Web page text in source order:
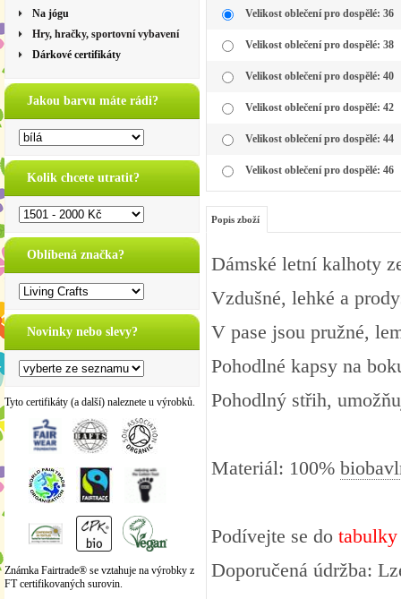
Na jógu
Hry, hračky, sportovní vybavení
Dárkové certifikáty
Jakou barvu máte rádi?
Kolik chcete utratit?
Oblíbená značka?
Novinky nebo slevy?
Tyto certifikáty (a další) naleznete u výrobků.
Známka Fairtrade® se vztahuje na výrobky z
FT certifikovaných surovin.
Velikost oblečení pro dospělé: 36
Velikost oblečení pro dospělé: 38
Velikost oblečení pro dospělé: 40
Velikost oblečení pro dospělé: 42
Velikost oblečení pro dospělé: 44
Velikost oblečení pro dospělé: 46
Popis zboží
Dámské letní kalhoty
Vzdušné, lehké a
V pase jsou pružné,
Pohodlné kapsy na
Pohodlný střih,
Materiál: 100%
Podívejte se do
Doporučená údržba: